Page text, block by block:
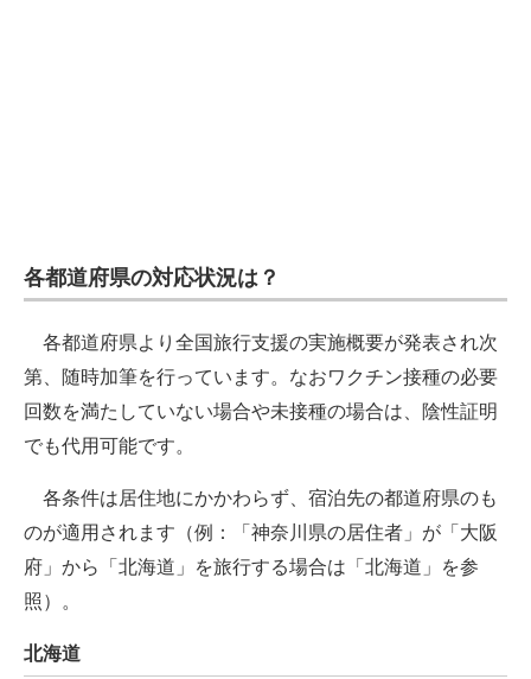
ITエンジニア向け専門サイト
企業向けIT製品の総合サイト
IT製品の技術・比較・事例
製造業のIT導入・活用を支援
モノづくり技術者専門サイト
エレクトロニクス専門サイト
エネルギーの専門メディア
各都道府県の対応状況は？
各都道府県より全国旅行支援の実施概要が発表され次
第、随時加筆を行っています。なおワクチン接種の必要
回数を満たしていない場合や未接種の場合は、陰性証明
でも代用可能です。
各条件は居住地にかかわらず、宿泊先の都道府県のも
のが適用されます（例：「神奈川県の居住者」が「大阪
府」から「北海道」を旅行する場合は「北海道」を参
照）。
北海道